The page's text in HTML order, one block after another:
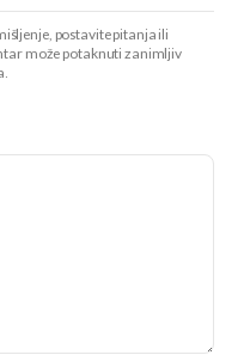
postavite pitanja ili
može potaknuti zanimljiv